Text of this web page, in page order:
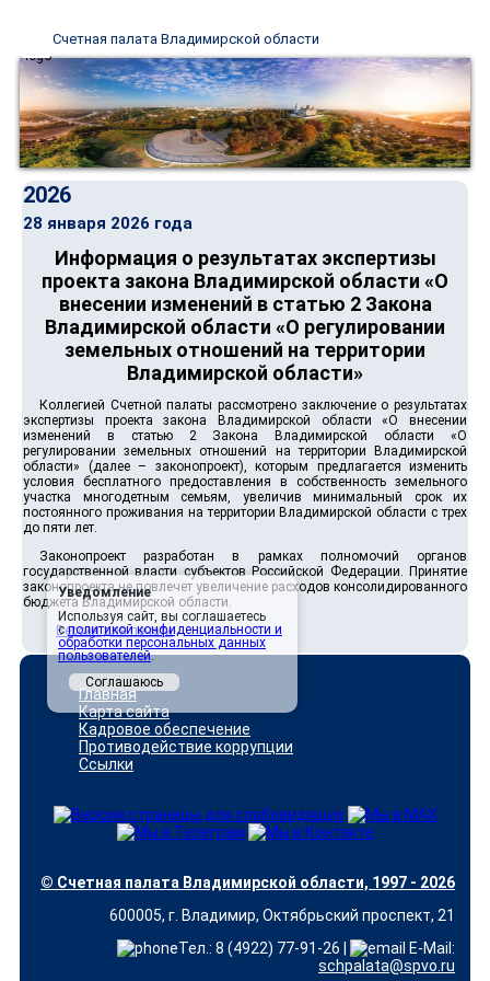
Счетная палата Владимирской области
2026
28 января 2026 года
Информация о результатах экспертизы
проекта закона Владимирской области «О
внесении изменений в статью 2 Закона
Владимирской области «О регулировании
земельных отношений на территории
Владимирской области»
Коллегией Счетной палаты рассмотрено заключение о результатах
экспертизы проекта закона Владимирской области «О внесении
изменений в статью 2 Закона Владимирской области «О
регулировании земельных отношений на территории Владимирской
области» (далее – законопроект), которым предлагается изменить
условия бесплатного предоставления в собственность земельного
участка многодетным семьям, увеличив минимальный срок их
постоянного проживания на территории Владимирской области с трех
до пяти лет.
Законопроект разработан в рамках полномочий органов
государственной власти субъектов Российской Федерации. Принятие
законопроекта не повлечет увеличение расходов консолидированного
бюджета Владимирской области.
Версия для печати
Главная
Карта сайта
Кадровое обеспечение
Противодействие коррупции
Ссылки
© Счетная палата Владимирской области, 1997 - 2026
600005, г. Владимир, Октябрьский проспект, 21
Тел.: 8 (4922) 77-91-26 |
E-Mail:
schpalata@spvo.ru
Уведомление
Используя сайт, вы соглашаетесь
сполитикой конфиденциальности и
обработки персональных данных
пользователей.
Соглашаюсь